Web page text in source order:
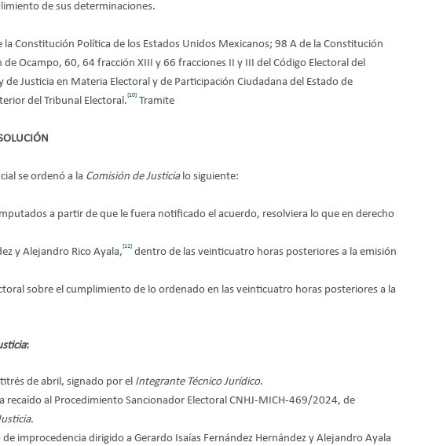
de sus determinaciones.
Constitución Política de los Estados Unidos Mexicanos; 98 A de la Constitución
Ocampo, 60, 64 fracción XIII y 66 fracciones II y III del Código Electoral del
Justicia en Materia Electoral y de Participación Ciudadana del Estado de
del Tribunal Electoral.
[10]
Tramite
se ordenó a la Comisión de Justicia lo siguiente:
a partir de que le fuera notificado el acuerdo, resolviera lo que en derecho
y Alejandro Rico Ayala,
[11]
dentro de las veinticuatro horas posteriores a la emisión
sobre el cumplimiento de lo ordenado en las veinticuatro horas posteriores a la
:
de abril, signado por el Integrante Técnico Jurídico.
recaído al Procedimiento Sancionador Electoral CNHJ-MICH-469/2024, de
.
improcedencia dirigido a Gerardo Isaías Fernández Hernández y Alejandro Ayala